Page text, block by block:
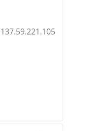
137.59.221.105